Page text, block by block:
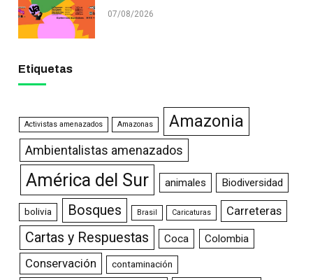
07/08/2026
Etiquetas
Activistas amenazados Amazonas Amazonia
Ambientalistas amenazados
América del Sur animales Biodiversidad
bolivia Bosques Brasil Caricaturas Carreteras
Cartas y Respuestas Coca Colombia
Conservación contaminación